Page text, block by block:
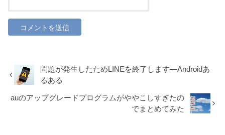
問題が発生したためLINEを終了します―Androidあ
るある
auのアップグレードプログラムがややこしすぎたの
でまとめてみた